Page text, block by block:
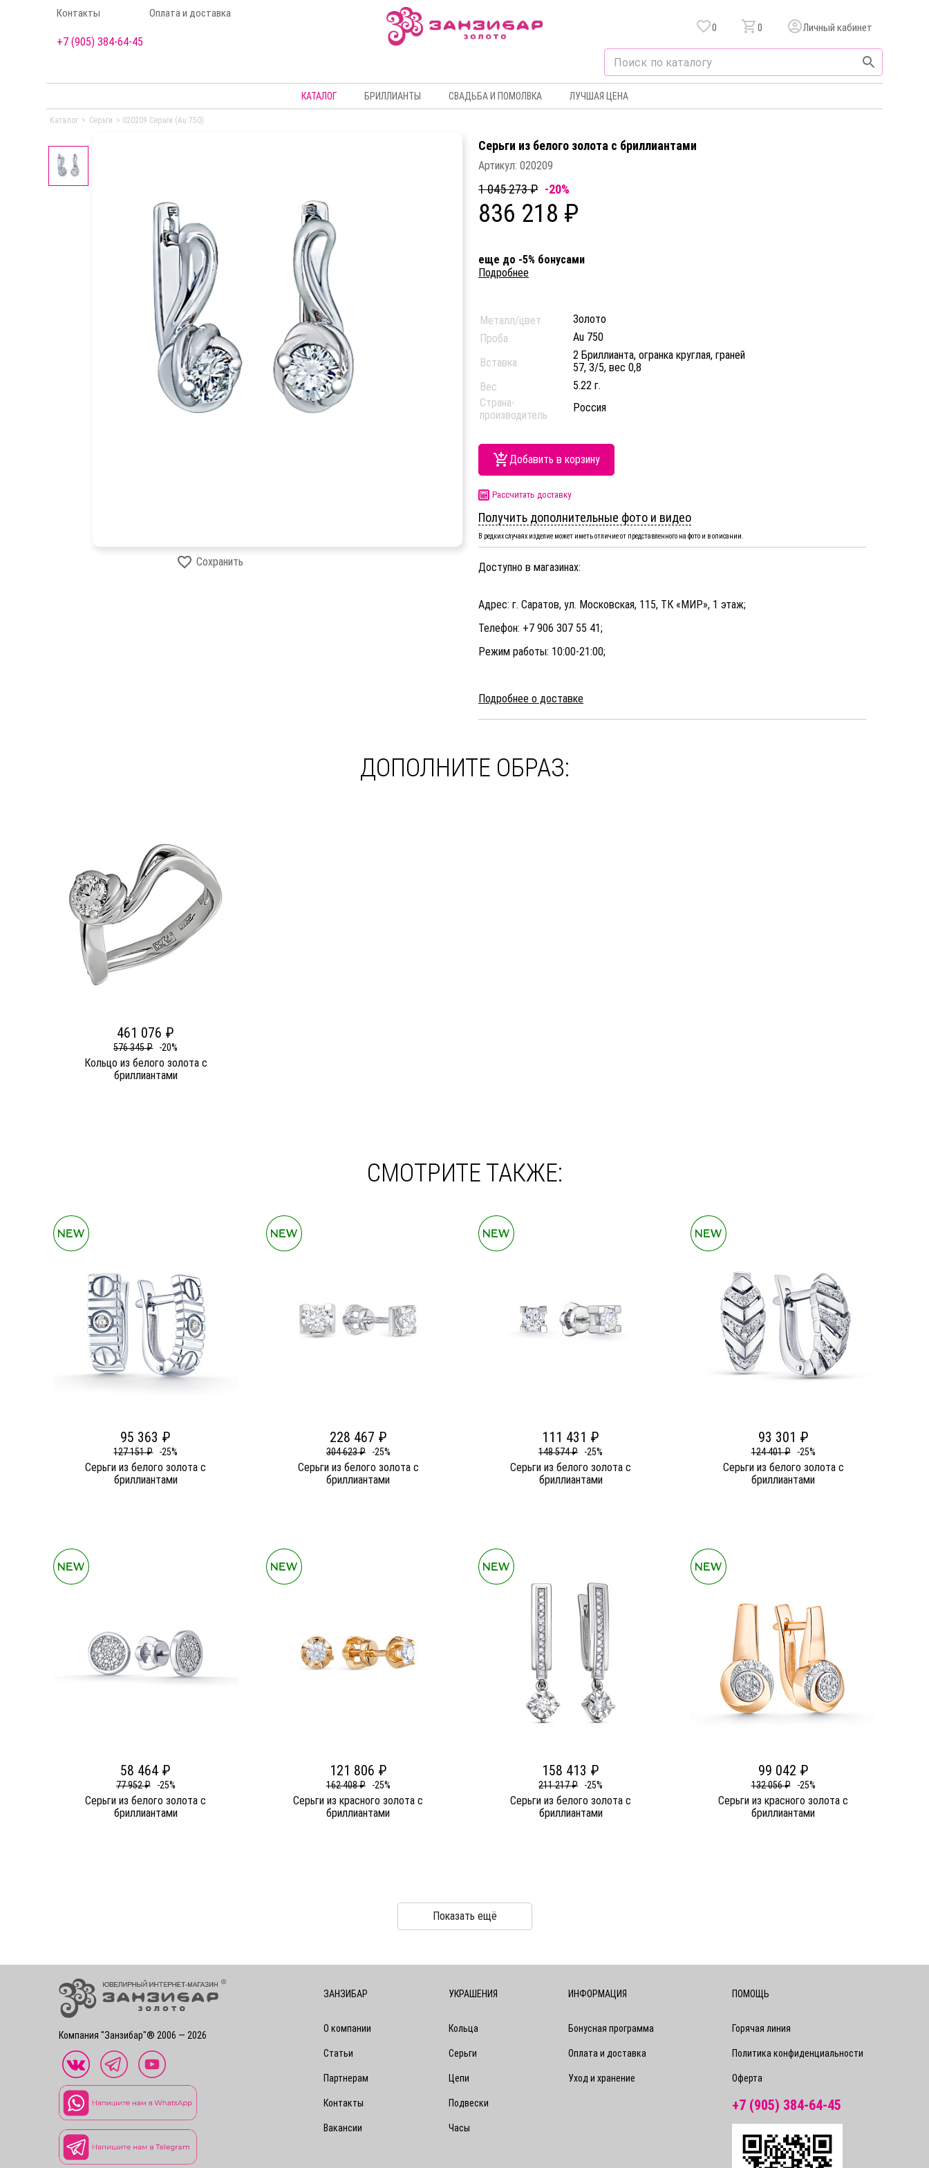
Контакты Оплата и доставка
+7 (905) 384-64-45
0 0 Личный кабинет
КАТАЛОГ БРИЛЛИАНТЫ СВАДЬБА И ПОМОЛВКА ЛУЧШАЯ ЦЕНА
Каталог > Серьги > 020209 Серьги (Au 750)
Сохранить
Серьги из белого золота c бриллиантами
Артикул: 020209
1 045 273 ₽ -20%
836 218 ₽
еще до -5% бонусами
Подробнее
Металл/цвет
Золото
Проба
Au 750
Вставка
2 Бриллианта, огранка круглая, граней
57, 3/5, вес 0,8
Вес
5.22 г.
Страна-
производитель
Россия
Добавить в корзину
Рассчитать доставку
Получить дополнительные фото и видео
В редких случаях изделие может иметь отличие от представленного на фото и в описании.
Доступно в магазинах:
Адрес: г. Саратов, ул. Московская, 115, ТК «МИР», 1 этаж;
Телефон: +7 906 307 55 41;
Режим работы: 10:00-21:00;
Подробнее о доставке
ДОПОЛНИТЕ ОБРАЗ:
461 076 ₽
576 345 ₽ -20%
Кольцо из белого золота c
бриллиантами
СМОТРИТЕ ТАКЖЕ:
95 363 ₽
127 151 ₽ -25%
Серьги из белого золота c
бриллиантами
228 467 ₽
304 623 ₽ -25%
Серьги из белого золота c
бриллиантами
111 431 ₽
148 574 ₽ -25%
Серьги из белого золота c
бриллиантами
93 301 ₽
124 401 ₽ -25%
Серьги из белого золота c
бриллиантами
58 464 ₽
77 952 ₽ -25%
Серьги из белого золота c
бриллиантами
121 806 ₽
162 408 ₽ -25%
Серьги из красного золота c
бриллиантами
158 413 ₽
211 217 ₽ -25%
Серьги из белого золота c
бриллиантами
99 042 ₽
132 056 ₽ -25%
Серьги из красного золота c
бриллиантами
Показать ещё
Компания "Занзибар"® 2006 — 2026
ЗАНЗИБАР
О компании
Статьи
Партнерам
Контакты
Вакансии
УКРАШЕНИЯ
Кольца
Серьги
Цепи
Подвески
Часы
ИНФОРМАЦИЯ
Бонусная программа
Оплата и доставка
Уход и хранение
ПОМОЩЬ
Горячая линия
Политика конфиденциальности
Оферта
+7 (905) 384-64-45